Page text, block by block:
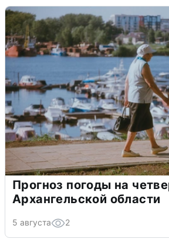
Прогноз погоды на
Архангельской области
5 августа 2